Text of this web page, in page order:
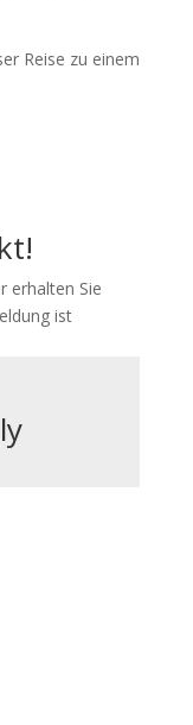
Reise zu einem
erhalten Sie
ist